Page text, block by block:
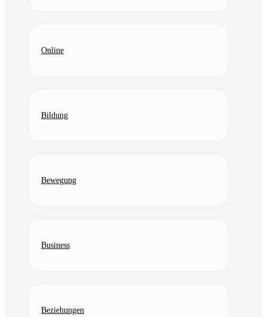
Online
Bildung
Bewegung
Business
Beziehungen